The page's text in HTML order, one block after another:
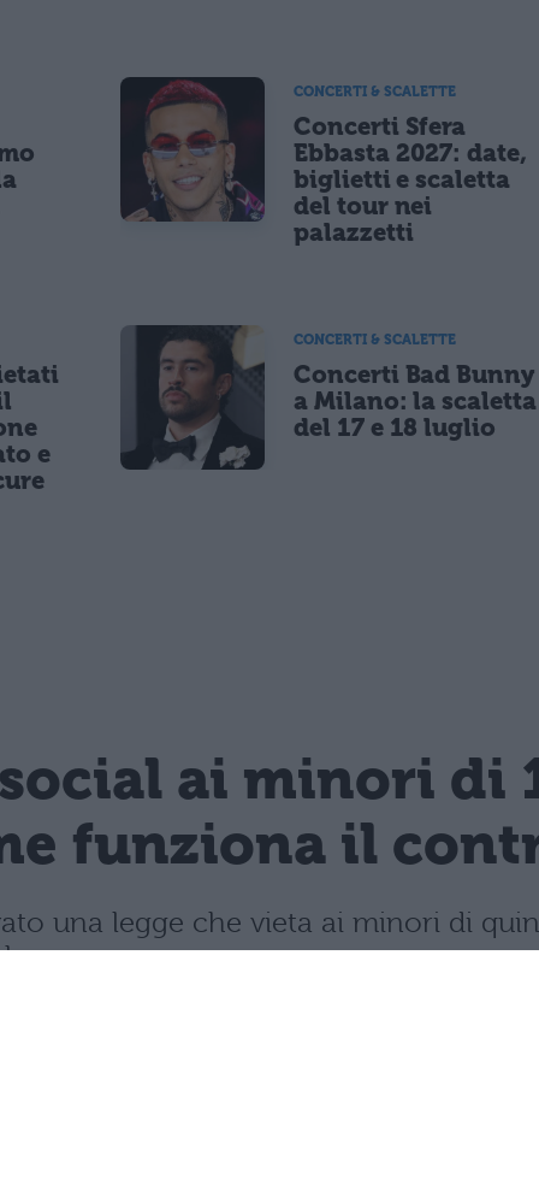
CONCERTI & SCALETTE
Concerti Sfera
Ebbasta 2027: date,
biglietti e scaletta
del tour nei
palazzetti
e
CONCERTI & SCALETTE
Concerti Bad Bunny
a Milano: la scaletta
del 17 e 18 luglio
ai minori di
funziona il
una legge che vieta ai minori di